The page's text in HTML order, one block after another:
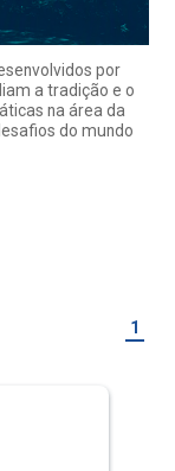
por
a tradição e o
na área da
do mundo
1